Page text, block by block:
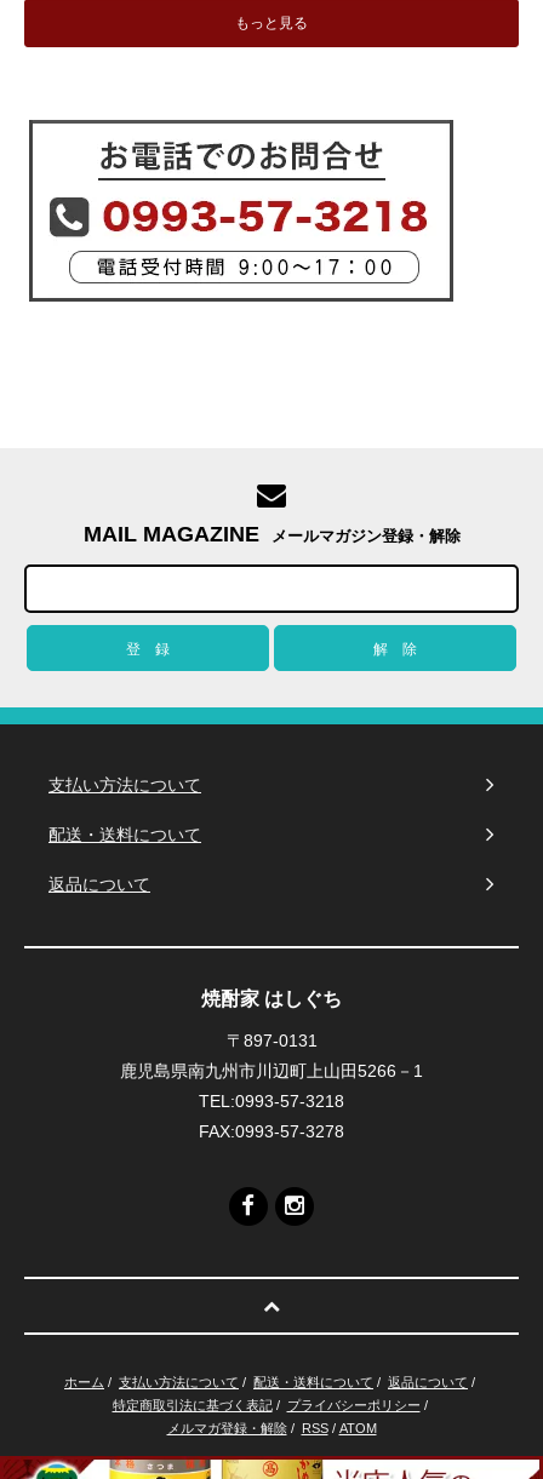
もっと見る
MAIL MAGAZINE メールマガジン登録・解除
支払い方法について
配送・送料について
返品について
焼酎家 はしぐち
〒897-0131
鹿児島県南九州市川辺町上山田5266－1
TEL:0993-57-3218
FAX:0993-57-3278
ホーム / 支払い方法について / 配送・送料について / 返品について /
特定商取引法に基づく表記/ プライバシーポリシー /
メルマガ登録・解除/ RSS/ ATOM